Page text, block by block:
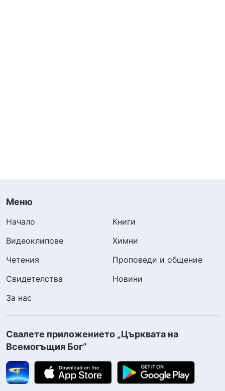
Меню
Начало
Книги
Видеоклипове
Химни
Четения
Проповеди и общение
Свидетелства
Новини
За нас
Свалете приложението „Църквата на
Всемогъщия Бог“